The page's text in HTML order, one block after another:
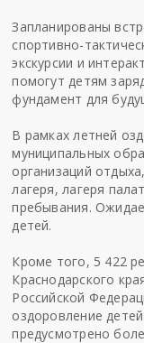
Запланированы
спортивно-
экскурсии и
помогут детям
фундамент для
В рамках летней
муниципальных
организаций
лагеря, лагеря
пребывания.
детей.
Кроме того, 5 422
Краснодарского
Российской
оздоровление
предусмотрено